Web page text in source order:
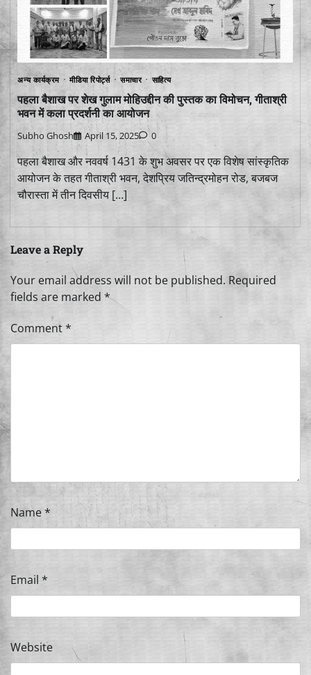
अन्य कार्यक्रम मीडिया रिपोर्ट्स समाचार साहित्य
पहला बैशाख पर शेख गुलाम मोहिउद्दीन की पुस्तक का विमोचन, गीताश्री
भवन में कला प्रदर्शनी का आयोजन
Subho Ghosh April 15, 2025 0
पहला बैशाख और नववर्ष 1431 के शुभ अवसर पर एक विशेष सांस्कृतिक
आयोजन के तहत गीताश्री भवन, देशप्रिय जतिन्द्रमोहन रोड, बजबज
चौरास्ता में तीन दिवसीय […]
Leave a Reply
Your email address will not be published. Required
fields are marked *
Comment*
Name*
Email *
Website